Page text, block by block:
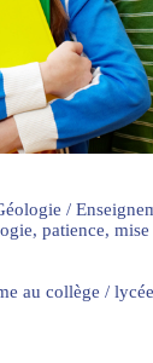
/
patience,
au collège /